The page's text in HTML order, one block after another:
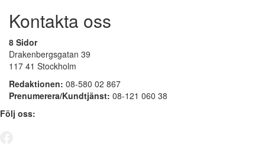
Kontakta oss
8 Sidor
Drakenbergsgatan 39
117 41 Stockholm
Redaktionen: 08-580 02 867
Prenumerera/Kundtjänst: 08-121 060 38
Följ oss: